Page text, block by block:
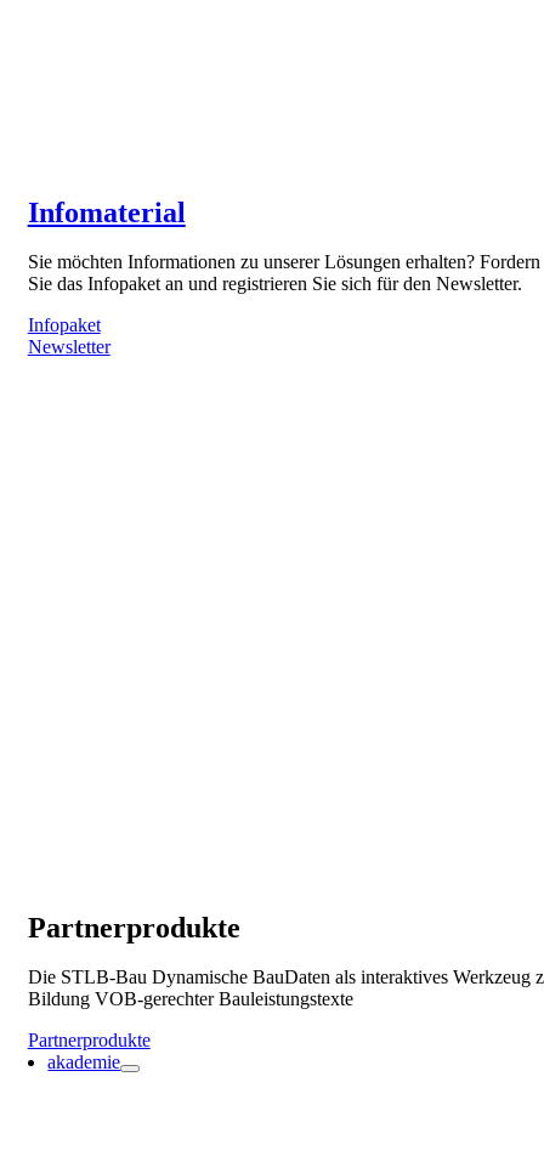
Infomaterial
Sie möchten Informationen zu unserer Lösungen erhalten? Fordern
Sie das Infopaket an und registrieren Sie sich für den Newsletter.
Infopaket
Newsletter
Partnerprodukte
Die STLB-Bau Dynamische BauDaten als interaktives Werkzeug
Bildung VOB-gerechter Bauleistungstexte
Partnerprodukte
akademie